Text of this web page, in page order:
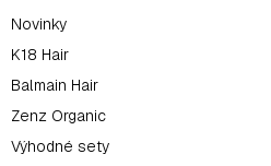
Novinky
K18 Hair
Balmain Hair
Zenz Organic
Výhodné sety